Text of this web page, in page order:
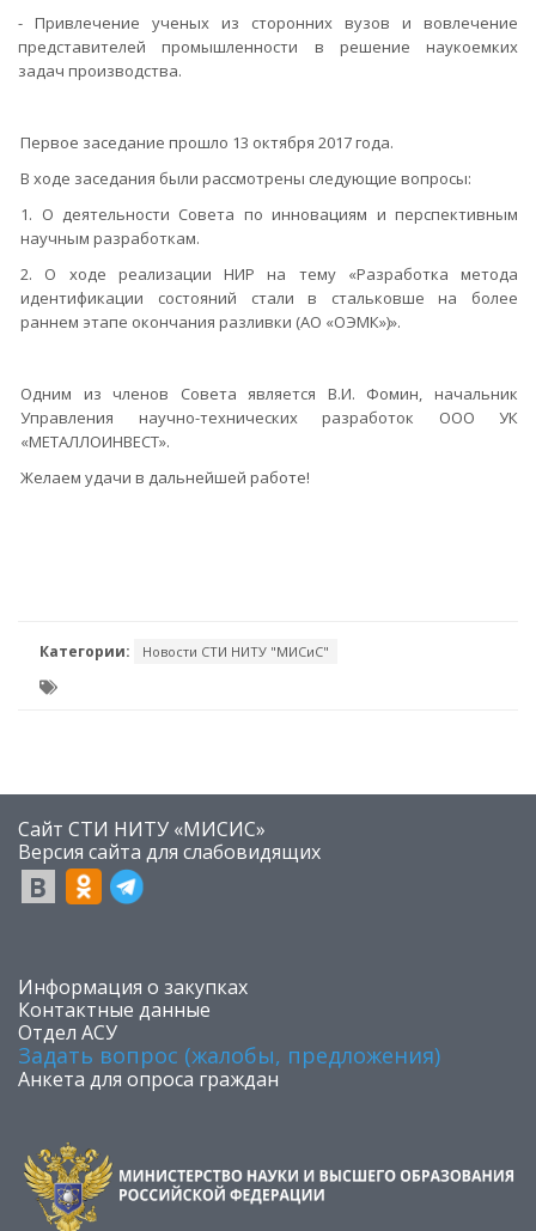
- Привлечение ученых из сторонних вузов и вовлечение
представителей промышленности в решение наукоемких
задач производства.
Первое заседание прошло 13 октября 2017 года.
В ходе заседания были рассмотрены следующие вопросы:
1. О деятельности Совета по инновациям и перспективным
научным разработкам.
2. О ходе реализации НИР на тему «Разработка метода
идентификации состояний стали в стальковше на более
раннем этапе окончания разливки (АО «ОЭМК»)».
Одним из членов Совета является В.И. Фомин, начальник
Управления научно-технических разработок ООО УК
«МЕТАЛЛОИНВЕСТ».
Желаем удачи в дальнейшей работе!
Категории: Новости СТИ НИТУ "МИСиС"
Сайт СТИ НИТУ «МИСИС»
​Версия сайта для слабовидящих
​Информация о закупках
Контактные данные
Отдел АСУ
Задать вопрос (жалобы, предложения)
Анкета для опроса граждан